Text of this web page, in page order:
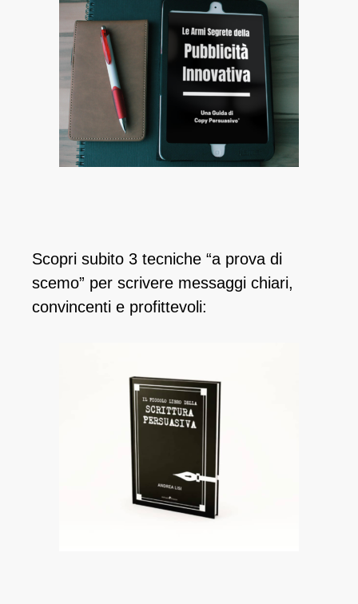
Scopri subito 3 tecniche “a prova di
scemo” per scrivere messaggi chiari,
convincenti e profittevoli: